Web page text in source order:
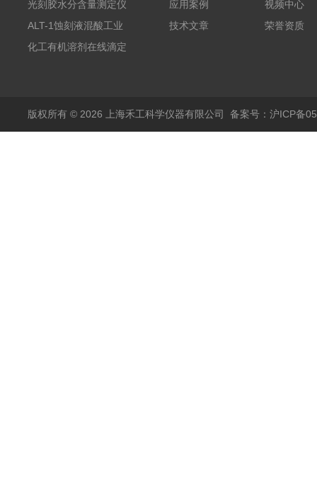
铵的浓度测定仪
光刻胶水分含量测定仪
AKF-C6
ALT-1蚀刻液混酸工业
在线滴定分析仪
化工有机溶剂在线滴定
应用案例
技术文章
视频中心
荣誉资质
版权所有 © 2026 上海禾工科学仪器有限公司 备案号：沪ICP备